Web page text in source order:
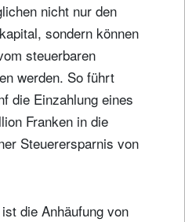
nicht nur den
sondern können
steuerbaren
werden. So führt
die Einzahlung eines
Franken in die
Steuerersparnis von
die Anhäufung von